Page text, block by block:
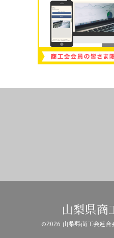
山梨県商
©2026 山梨県商工会連合